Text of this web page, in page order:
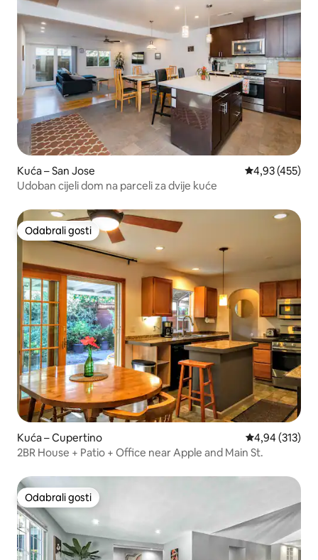
Kuća – San Jose Prosječna
4,93 (455)
Udoban cijeli dom na parceli za dvije kuće
Odabrali gosti
Odabrali gosti
Kuća – Cupertino Prosječna
4,94 (313)
2BR House + Patio + Office near Apple and Main St.
Odabrali gosti
Odabrali gosti